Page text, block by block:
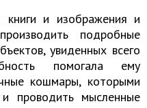
книги и изображения и
подробные
увиденных всего
помогала ему
кошмары, которыми
проводить мысленные